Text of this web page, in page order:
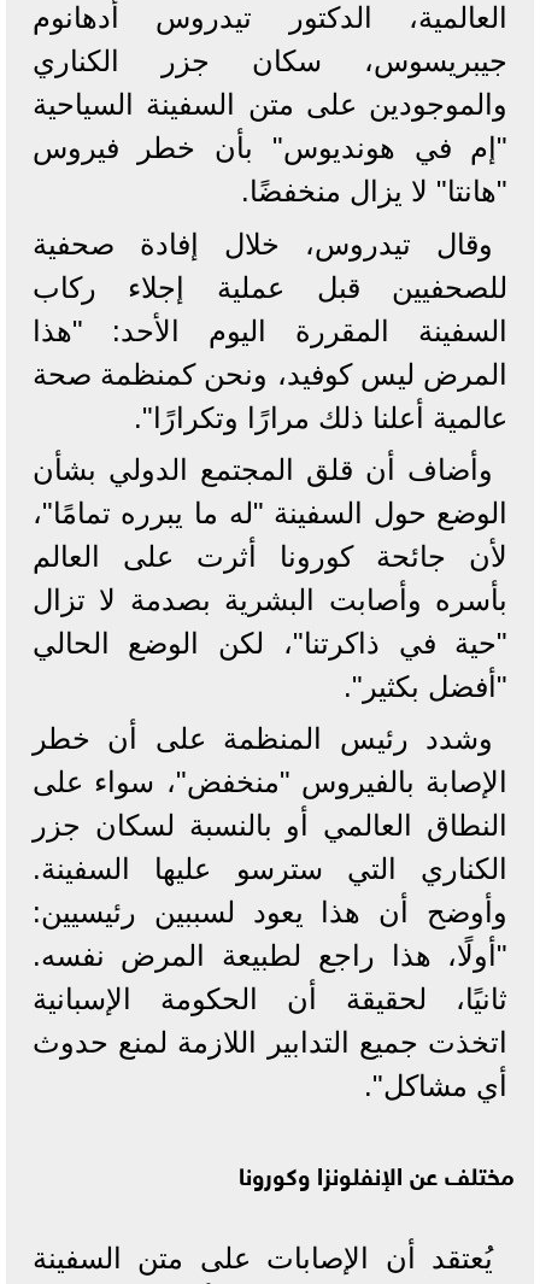
العالمية، الدكتور تيدروس أدهانوم
جيبريسوس، سكان جزر الكناري
والموجودين على متن السفينة السياحية
"إم في هونديوس" بأن خطر فيروس
"هانتا" لا يزال منخفضًا.
وقال تيدروس، خلال إفادة صحفية
للصحفيين قبل عملية إجلاء ركاب
السفينة المقررة اليوم الأحد: "هذا
المرض ليس كوفيد، ونحن كمنظمة صحة
عالمية أعلنا ذلك مرارًا وتكرارًا".
وأضاف أن قلق المجتمع الدولي بشأن
الوضع حول السفينة "له ما يبرره تمامًا"،
لأن جائحة كورونا أثرت على العالم
بأسره وأصابت البشرية بصدمة لا تزال
"حية في ذاكرتنا"، لكن الوضع الحالي
"أفضل بكثير".
وشدد رئيس المنظمة على أن خطر
الإصابة بالفيروس "منخفض"، سواء على
النطاق العالمي أو بالنسبة لسكان جزر
الكناري التي سترسو عليها السفينة.
وأوضح أن هذا يعود لسببين رئيسيين:
"أولًا، هذا راجع لطبيعة المرض نفسه.
ثانيًا، لحقيقة أن الحكومة الإسبانية
اتخذت جميع التدابير اللازمة لمنع حدوث
أي مشاكل".
مختلف عن الإنفلونزا وكورونا
يُعتقد أن الإصابات على متن السفينة